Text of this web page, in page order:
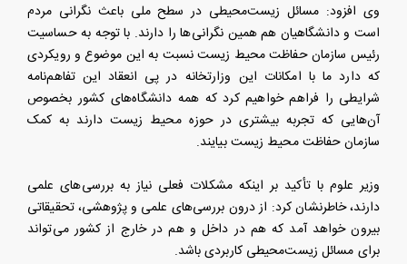
وی افزود: مسائل زیست‌محیطی در سطح ملی باعث نگرانی مردم
است و دانشگاهیان هم همین نگرانی‌ها را دارند. با توجه به حساسیت
رئیس سازمان حفاظت محیط زیست نسبت به این موضوع و رویکردی
که دارد ما با امکانات این وزارتخانه در پی انعقاد این تفاهم‌نامه
شرایطی را فراهم خواهیم کرد که همه دانشگاه‌های کشور بخصوص
آن‌هایی که تجربه بیشتری در حوزه محیط زیست دارند به کمک
سازمان حفاظت محیط زیست بیایند.
وزیر علوم با تأکید بر اینکه مشکلات فعلی نیاز به بررسی‌های علمی
دارند، خاطرنشان کرد: از درون بررسی‌های علمی و پژوهشی، تحقیقاتی
بیرون خواهد آمد که هم در داخل و هم در خارج از کشور می‌تواند
برای مسائل زیست‌محیطی کاربردی باشد.